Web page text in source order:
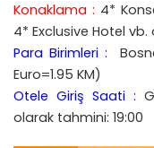
Konaklama : 4*
4* Exclusive Hotel
Para Birimleri :
Euro=1.95 KM)
Otele Giriş Saati :
olarak tahmini: 19:00